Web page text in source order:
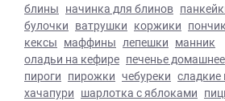
блины начинка для блинов
булочки ватрушки коржики
кексы маффины лепешки манник
оладьи на кефире печенье домашнее
пироги пирожки чебуреки сладкие
хачапури шарлотка с яблоками